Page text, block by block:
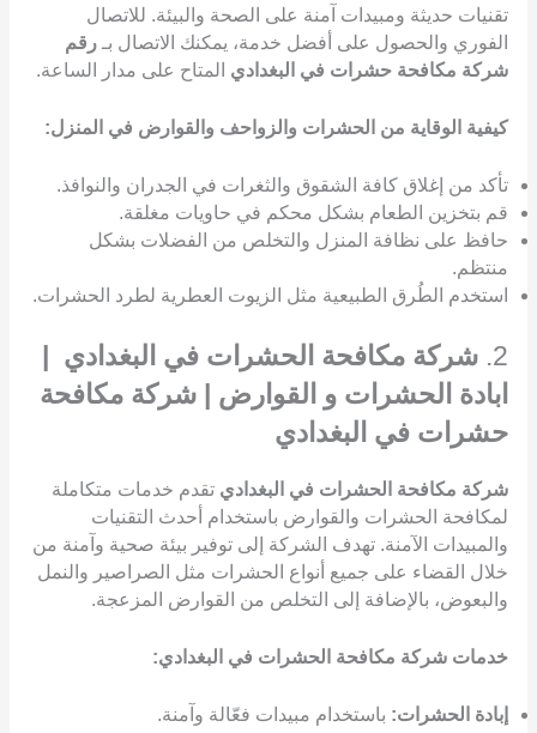
تقنيات حديثة ومبيدات آمنة على الصحة والبيئة. للاتصال
الفوري والحصول على أفضل خدمة، يمكنك الاتصال بـ رقم
شركة مكافحة حشرات في البغدادي المتاح على مدار الساعة.
كيفية الوقاية من الحشرات والزواحف والقوارض في المنزل:
تأكد من إغلاق كافة الشقوق والثغرات في الجدران والنوافذ.
قم بتخزين الطعام بشكل محكم في حاويات مغلقة.
حافظ على نظافة المنزل والتخلص من الفضلات بشكل
منتظم.
استخدم الطُرق الطبيعية مثل الزيوت العطرية لطرد الحشرات.
2. شركة مكافحة الحشرات في البغدادي |
ابادة الحشرات و القوارض | شركة مكافحة
حشرات في البغدادي
شركة مكافحة الحشرات في البغدادي تقدم خدمات متكاملة
لمكافحة الحشرات والقوارض باستخدام أحدث التقنيات
والمبيدات الآمنة. تهدف الشركة إلى توفير بيئة صحية وآمنة من
خلال القضاء على جميع أنواع الحشرات مثل الصراصير والنمل
والبعوض، بالإضافة إلى التخلص من القوارض المزعجة.
خدمات شركة مكافحة الحشرات في البغدادي:
إبادة الحشرات: باستخدام مبيدات فعّالة وآمنة.